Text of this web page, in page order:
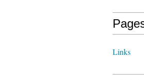
Links